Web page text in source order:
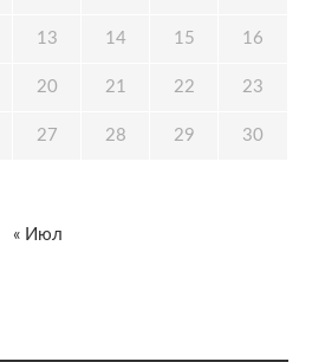
13 14 15 16
20 21 22 23
27 28 29 30
« Июл